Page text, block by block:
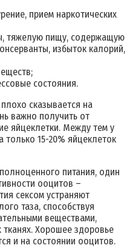
прием наркотических
тяжелую пищу, содержащую
избыток калорий,
состояния.
сказывается на
важно получить от
яйцеклетки. Между тем у
15-20% яйцеклеток
питания, один
ооцитов –
сексом устраняют
таза, способствуя
веществами,
Хорошее здоровье
и на состоянии ооцитов.